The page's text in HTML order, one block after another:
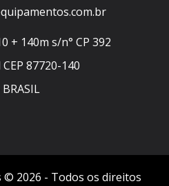
+ 140m s/n° CP 392
87720-140
© 2026 - Todos os direitos